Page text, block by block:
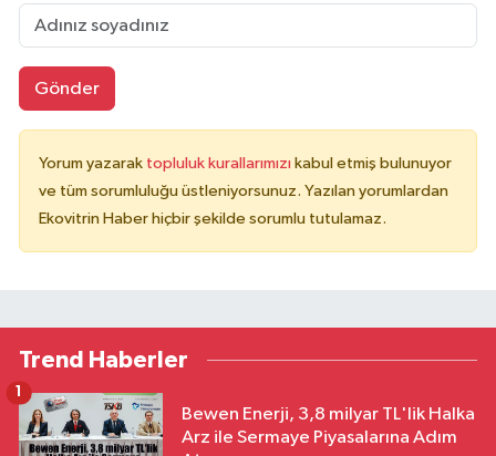
Gönder
Yorum yazarak topluluk kurallarımızı kabul etmiş bulunuyor
ve tüm sorumluluğu üstleniyorsunuz. Yazılan yorumlardan
Ekovitrin Haber hiçbir şekilde sorumlu tutulamaz.
Trend Haberler
Bewen Enerji, 3,8 milyar TL'lik Halka
Arz ile Sermaye Piyasalarına Adım
1